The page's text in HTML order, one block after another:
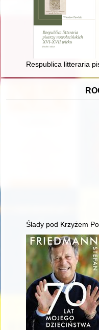
Respublica litteraria
Ślady pod Krzyżem